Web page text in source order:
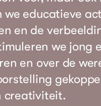
educatieve
en de
we jong
en over de
creativiteit.